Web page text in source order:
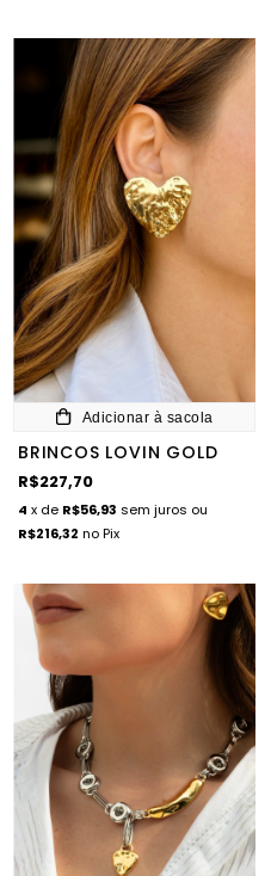
Adicionar à sacola
BRINCOS LOVIN GOLD
R$227,70
4 x de R$56,93 sem juros ou
R$216,32 no Pix